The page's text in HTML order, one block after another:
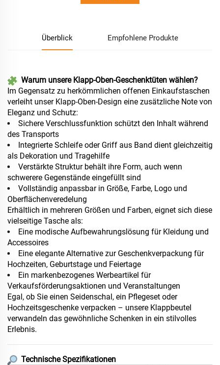
Überblick Empfohlene Produkte
Warum unsere Klapp-Oben-Geschenktüten wählen?
Im Gegensatz zu herkömmlichen offenen Einkaufstaschen
verleiht unser Klapp-Oben-Design eine zusätzliche Note von
Eleganz und Schutz:
Sichere Verschlussfunktion schützt den Inhalt während
des Transports
Integrierte Schleife oder Griff aus Band dient gleichzeitig
als Dekoration und Tragehilfe
Verstärkte Struktur behält ihre Form, auch wenn
schwerere Gegenstände eingefüllt sind
Vollständig anpassbar in Größe, Farbe, Logo und
Oberflächenveredelung
Erhältlich in mehreren Größen und Farben, eignet sich diese
vielseitige Tasche als:
Eine modische Aufbewahrungslösung für Kleidung und
Accessoires
Eine elegante Alternative zur Geschenkverpackung für
Hochzeiten, Geburtstage und Feiertage
Ein markenbezogenes Werbeartikel für
Verkaufsförderungsaktionen und Veranstaltungen
Egal, ob Sie einen Seidenschal, ein Pflegeset oder
Hochzeitsgeschenke verpacken – unsere Klappbeutel
verwandeln das gewöhnliche Schenken in ein stilvolles
Erlebnis.
Technische Spezifikationen